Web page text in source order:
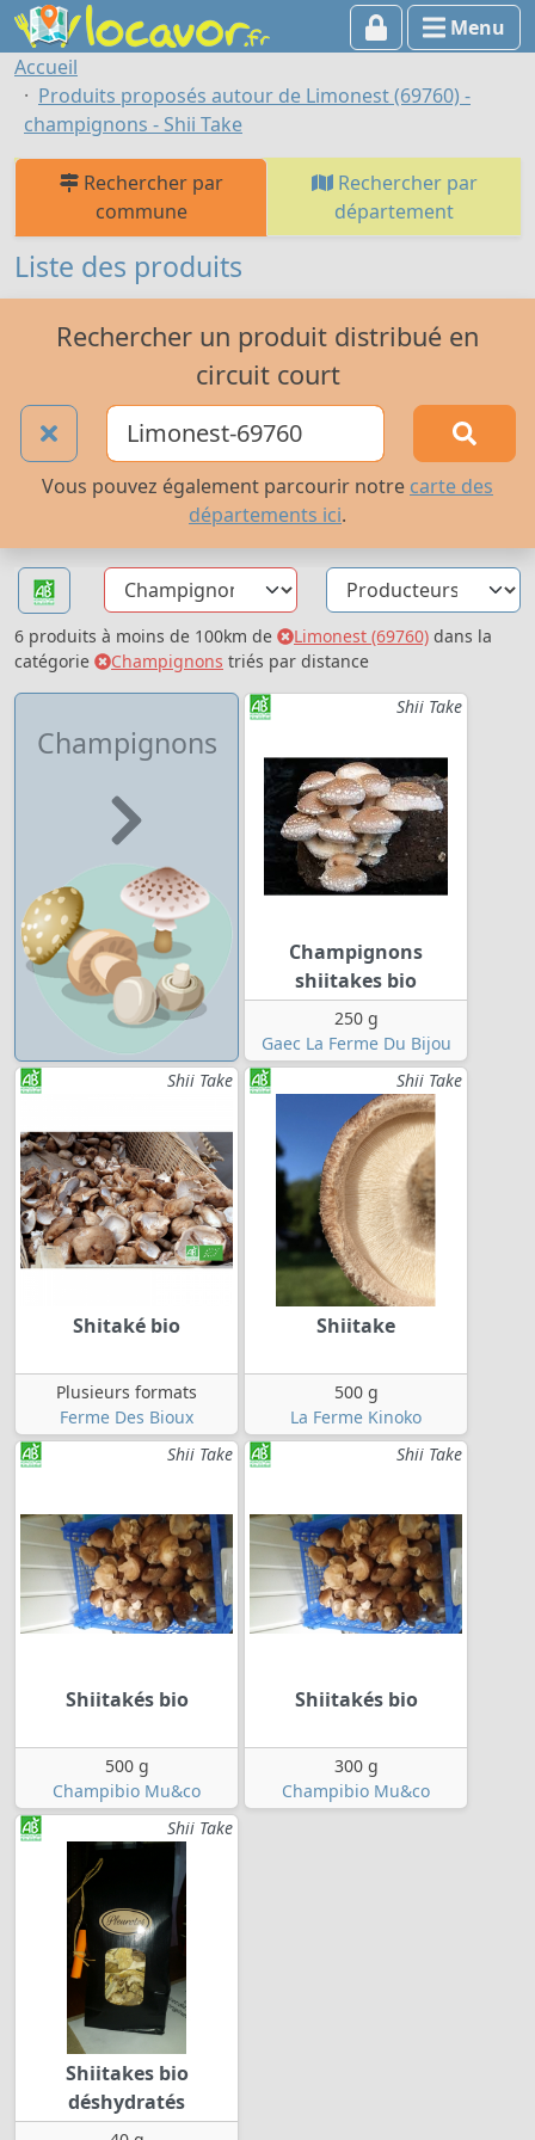
Menu
Accueil
Produits proposés autour de Limonest (69760) -
champignons - Shii Take
Rechercher par
commune
Rechercher par
département
Liste des produits
Rechercher un produit distribué en
circuit court
Vous pouvez également parcourir notre carte des
départements ici.
6 produits à moins de 100km de Limonest (69760) dans la
catégorie
Champignons triés par distance
Champignons
Shii Take
Champignons
shiitakes bio
250 g
Gaec La Ferme Du Bijou
Shii Take
Shitaké bio
Plusieurs formats
Ferme Des Bioux
Shii Take
Shiitake
500 g
La Ferme Kinoko
Shii Take
Shiitakés bio
500 g
Champibio Mu&co
Shii Take
Shiitakés bio
300 g
Champibio Mu&co
Shii Take
Shiitakes bio
déshydratés